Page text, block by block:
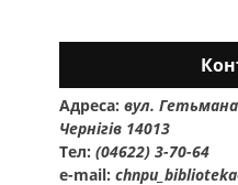
Адреса: вул.
Чернігів 14013
Тел: (04622) 3-70-64
e-mail: